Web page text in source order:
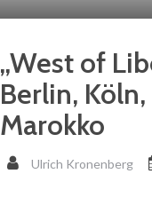
„West of
Berlin,
Marokko
Ulrich Kronenberg